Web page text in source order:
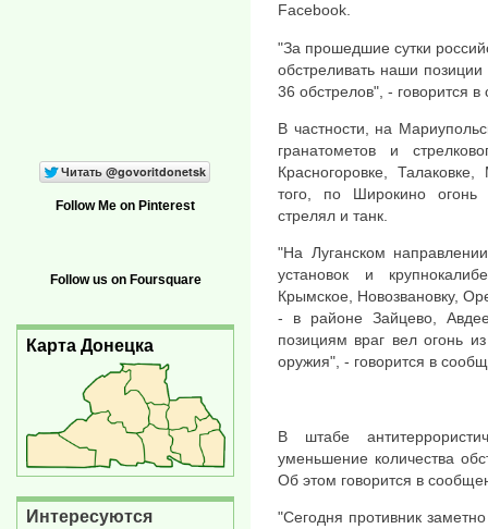
Facebook.
"За прошедшие сутки
обстреливать наши
36 обстрелов", - говорится
В частности, на
гранатометов и
Красногоровке,
того, по Широкино огонь
стрелял и танк.
"На Луганском
установок и
Крымское, Новозвановку,
- в районе Зайцево,
позициям враг вел огонь
оружия", - говорится в
В штабе
уменьшение количества
Об этом говорится в
"Сегодня противник
Follow Me on Pinterest
Follow us on Foursquare
Карта Донецка
Интересуются